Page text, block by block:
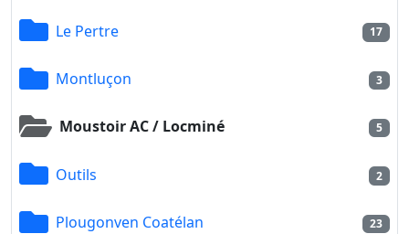
Le Pertre 17
Montluçon 3
Moustoir AC / Locminé 5
Outils 2
Plougonven Coatélan 23